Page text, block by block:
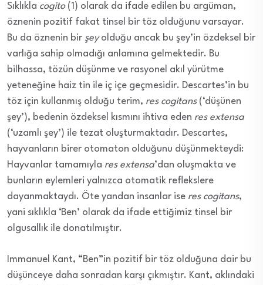
Sıklıkla cogito(1) olarak da ifade edilen bu argüman,
öznenin pozitif fakat tinsel bir töz olduğunu varsayar.
Bu da öznenin bir şeyolduğu ancak bu şey’in özdeksel bir
varlığa sahip olmadığı anlamına gelmektedir. Bu
bilhassa, tözün düşünme ve rasyonel akıl yürütme
yeteneğine haiz tin ile iç içe geçmesidir. Descartes’in bu
töz için kullanmış olduğu terim, res cogitans(‘düşünen
şey’), bedenin özdeksel kısmını ihtiva eden res extensa
(‘uzamlı şey’) ile tezat oluşturmaktadır. Descartes,
hayvanların birer otomaton olduğunu düşünmekteydi:
Hayvanlar tamamıyla res extensa’dan oluşmakta ve
bunların eylemleri yalnızca otomatik reflekslere
dayanmaktaydı. Öte yandan insanlar ise res cogitans,
yani sıklıkla ‘Ben’ olarak da ifade ettiğimiz tinsel bir
olgusallık ile donatılmıştır.
Immanuel Kant, “Ben”in pozitif bir töz olduğuna dair bu
düşünceye daha sonradan karşı çıkmıştır. Kant, aklındaki